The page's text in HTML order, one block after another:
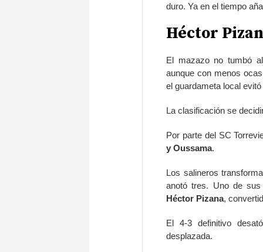
duro. Ya en el tiempo
Héctor
El mazazo no tumbó
aunque con menos
el guardameta local evitó
La clasificación se
Por parte del SC
y Oussama.
Los salineros
anotó tres. Uno de
Héctor Pizana,
El 4-3 definitivo
desplazada.